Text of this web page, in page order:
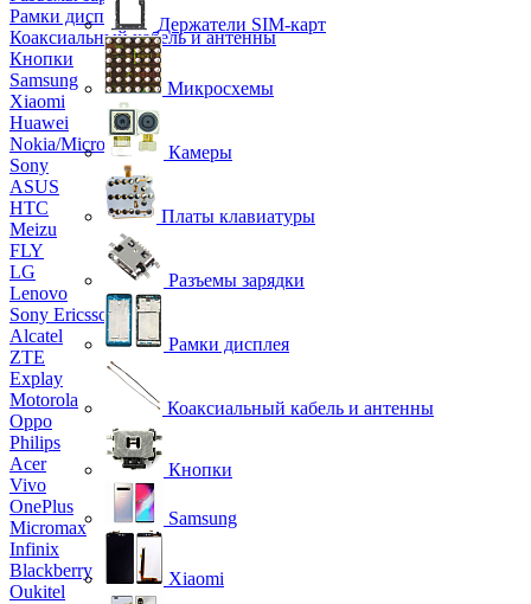
Рамки дисплея
Коаксиальный кабель и антенны
Кнопки
Samsung
Xiaomi
Huawei
Nokia/Microsoft
Sony
ASUS
HTC
Meizu
FLY
LG
Lenovo
Sony Ericsson
Alcatel
ZTE
Explay
Motorola
Oppo
Philips
Acer
Vivo
OnePlus
Micromax
Infinix
Blackberry
Oukitel
Держатели SIM-карт
Микросхемы
Камеры
Платы клавиатуры
Разъемы зарядки
Рамки дисплея
Коаксиальный кабель и антенны
Кнопки
Samsung
Xiaomi